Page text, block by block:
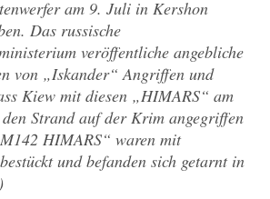
am 9. Juli in Kershon
Das russische
veröffentliche angebliche
von „Iskander“ Angriffen und
Kiew mit diesen „HIMARS“ am
Strand auf der Krim angegriffen
HIMARS“ waren mit
und befanden sich getarnt in